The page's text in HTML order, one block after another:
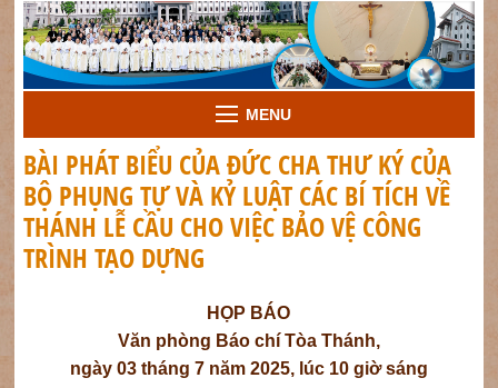
MENU
BÀI PHÁT BIỂU CỦA ĐỨC CHA THƯ KÝ CỦA
BỘ PHỤNG TỰ VÀ KỶ LUẬT CÁC BÍ TÍCH VỀ
THÁNH LỄ CẦU CHO VIỆC BẢO VỆ CÔNG
TRÌNH TẠO DỰNG
HỌP BÁO
Văn phòng Báo chí Tòa Thánh,
ngày 03 tháng 7 năm 2025, lúc 10 giờ sáng